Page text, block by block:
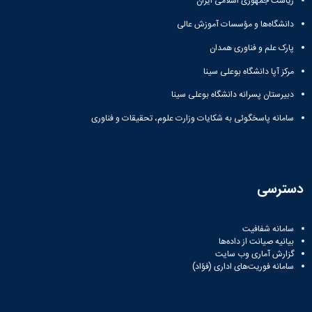
رهبری
تماس
دانشگاه
عمومی
آدرس
دانشکده‌ها
آموزش
کارکنان
تقویم
آموزشی
نظامنامه
اخلاق
آموزش
دانش‌آموختگان
آزمایشگاه
باستان
شناسی
آزمایشگاه
هوش
ربات
و
آزمایشگاه
و
اسناد
پایان
نامه
و
و
حسابداری
صنایع
غذایی
بهار
مجتمع
آموزش
عالی
زمین
چمن
سالن‌های
ورزشی
تفریحی-
سیاحتی
باغ
دانشگاه
موزه
دانشگاه
(محمد)
دانشگاه‌ها و مؤسسات آموزش عالی
پارک علم و فناوری همدان
مرکز آپا دانشگاه بوعلی سینا
دبیرستان پسرانه دانشگاه بوعلی سینا
سامانه پاسخگوئی به شکایات وزارت علوم، تحقیقات و فناوری
دسترسی
سامانه شفافیت
بیانیه صیانت از داده‌ها
گزارش آماری وب‌ سایت
سامانه فوریت‌های اداری (فؤاد)